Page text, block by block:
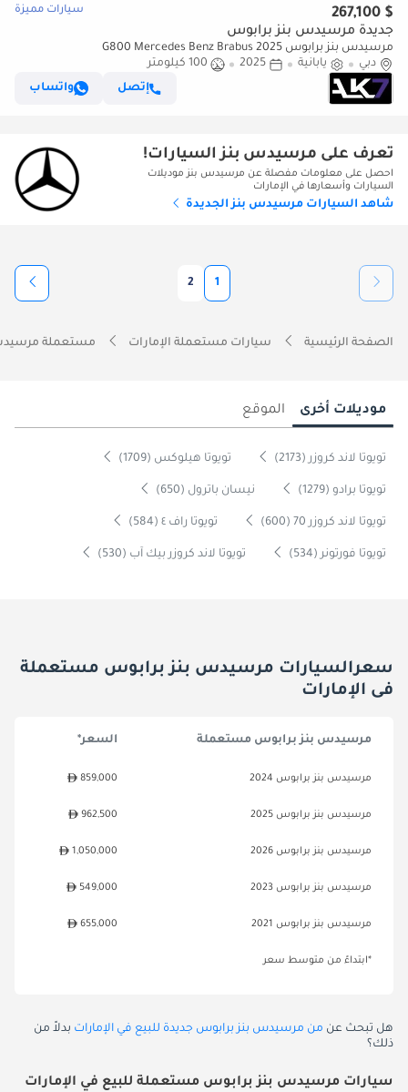
$ 267,100 سيارات مميزة
جديدة مرسيدس بنز برابوس
مرسيدس بنز برابوس G800 Mercedes Benz Brabus 2025
دبي
يابانية 2025
100 كيلومتر
إتصل
واتساب
تعرف على مرسيدس بنز السيارات!
احصل على معلومات مفصلة عن مرسيدس بنز موديلات
السيارات وأسعارها في الإمارات
شاهد السيارات مرسيدس بنز الجديدة
1
2
الصفحة الرئيسية سيارات مستعملة الإمارات مستعملة مرسيدس
موديلات أخرى الموقع
تويوتا لاند كروزر (2173) تويوتا هيلوكس (1709)
تويوتا برادو (1279) نيسان باترول (650)
تويوتا لاند كروزر 70 (600) تويوتا راف ٤ (584)
تويوتا فورتونر (534) تويوتا لاند كروزر بيك آب (530)
سعرالسيارات مرسيدس بنز برابوس مستعملة
فى الإمارات
مرسيدس بنز برابوس مستعملة السعر*
مرسيدس بنز برابوس 2024 859,000
مرسيدس بنز برابوس 2025 962,500
مرسيدس بنز برابوس 2026 1,050,000
مرسيدس بنز برابوس 2023 549,000
مرسيدس بنز برابوس 2021 655,000
*ابتداءً من متوسط سعر
هل تبحث عن من مرسيدس بنز برابوس جديدة للبيع في الإمارات بدلاً من
ذلك؟
سيارات مرسيدس بنز برابوس مستعملة للبيع في الإمارات